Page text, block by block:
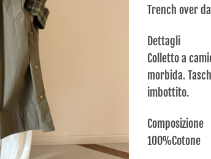
Trench over
Dettagli
Colletto a
morbida.
imbottito.
Composizione
100%Cotone